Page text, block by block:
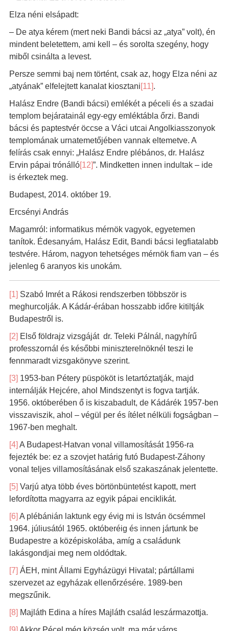
Elza néni elsápadt:
– De atya kérem (mert neki Bandi bácsi az „atya” volt), én
mindent beletettem, ami kell – és sorolta szegény, hogy
miből csinálta a levest.
Persze semmi baj nem történt, csak az, hogy Elza néni az
„atyának” elfelejtett kanalat kiosztani[11].
Halász Endre (Bandi bácsi) emlékét a péceli és a szadai
templom bejáratainál egy-egy emléktábla őrzi. Bandi
bácsi és paptestvér öccse a Váci utcai Angolkiasszonyok
templomának urnatemetőjében vannak eltemetve. A
felírás csak ennyi: „Halász Endre plébános, dr. Halász
Ervin pápai trónálló[12]”. Mindketten innen indultak – ide
is érkeztek meg.
Budapest, 2014. október 19.
Ercsényi András
Magamról: informatikus mérnök vagyok, egyetemen
tanítok. Édesanyám, Halász Edit, Bandi bácsi legfiatalabb
testvére. Három, nagyon tehetséges mérnök fiam van – és
jelenleg 6 aranyos kis unokám.
[1] Szabó Imrét a Rákosi rendszerben többször is
meghurcolják. A Kádár-érában hosszabb időre kitiltják
Budapestről is.
[2] Első földrajz vizsgáját dr. Teleki Pálnál, nagyhírű
professzornál és későbbi miniszterelnöknél teszi le
fennmaradt vizsgakönyve szerint.
[3] 1953-ban Pétery püspököt is letartóztatják, majd
internálják Hejcére, ahol Mindszentyt is fogva tartják.
1956. októberében ő is kiszabadult, de Kádárék 1957-ben
visszaviszik, ahol – végül per és ítélet nélküli fogságban –
1967-ben meghalt.
[4] A Budapest-Hatvan vonal villamosítását 1956-ra
fejezték be: ez a szovjet határig futó Budapest-Záhony
vonal teljes villamosításának első szakaszának jelentette.
[5] Varjú atya több éves börtönbüntetést kapott, mert
lefordította magyarra az egyik pápai enciklikát.
[6] A plébánián laktunk egy évig mi is István öcsémmel
1964. júliusától 1965. októberéig és innen jártunk be
Budapestre a középiskolába, amíg a családunk
lakásgondjai meg nem oldódtak.
[7] ÁEH, mint Állami Egyházügyi Hivatal; pártállami
szervezet az egyházak ellenőrzésére. 1989-ben
megszűnik.
[8] Majláth Edina a híres Majláth család leszármazottja.